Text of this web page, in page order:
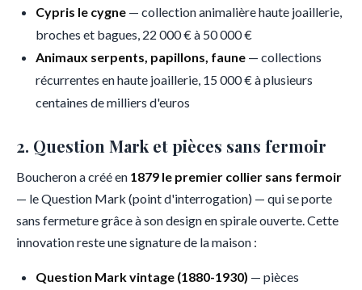
Cypris le cygne — collection animalière haute joaillerie,
broches et bagues, 22 000 € à 50 000 €
Animaux serpents, papillons, faune — collections
récurrentes en haute joaillerie, 15 000 € à plusieurs
centaines de milliers d'euros
2. Question Mark et pièces sans fermoir
Boucheron a créé en 1879 le premier collier sans fermoir
— le Question Mark (point d'interrogation) — qui se porte
sans fermeture grâce à son design en spirale ouverte. Cette
innovation reste une signature de la maison :
Question Mark vintage (1880-1930) — pièces